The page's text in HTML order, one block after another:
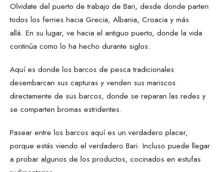
Olvidate del puerto de trabajo de Bari, desde donde parten
todos los ferries hacia Grecia, Albania, Croacia y más
allá. En su lugar, ve hacia el antiguo puerto, donde la vida
continúa como lo ha hecho durante siglos.
Aquí es donde los barcos de pesca tradicionales
desembarcan sus capturas y venden sus mariscos
directamente de sus barcos, donde se reparan las redes y
se comparten bromas estridentes.
Pasear entre los barcos aquí es un verdadero placer,
porque estás viendo el verdadero Bari. Incluso puede llegar
a probar algunos de los productos, cocinados en estufas